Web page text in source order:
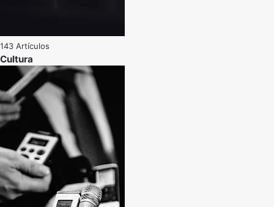
143 Artículos
Cultura